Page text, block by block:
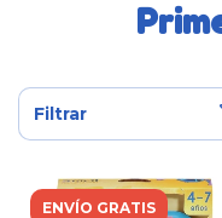
Filtrar
ENVÍO GRATIS